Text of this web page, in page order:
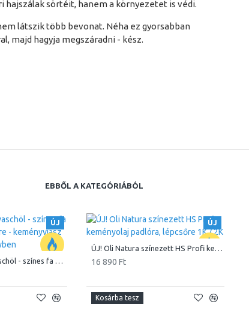
hajszálak sörtéit, hanem a környezetet is védi.
látszik több bevonat. Néha ez gyorsabban
majd hagyja megszáradni - kész.
EBBŐL A KATEGÓRIÁBÓL
ÚJ
Oli-Natura Hartwaschöl - színes fa olaj bútorra lépcsőre - keményviasz olaj Wax és olaj egyben
ÚJ
ÚJ! Oli Natura színezett HS Profi keményolaj padlóra, lépcsőre 1K / 2K
16 890 Ft
Kosárba tesz